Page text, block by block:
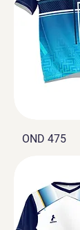
OND 475